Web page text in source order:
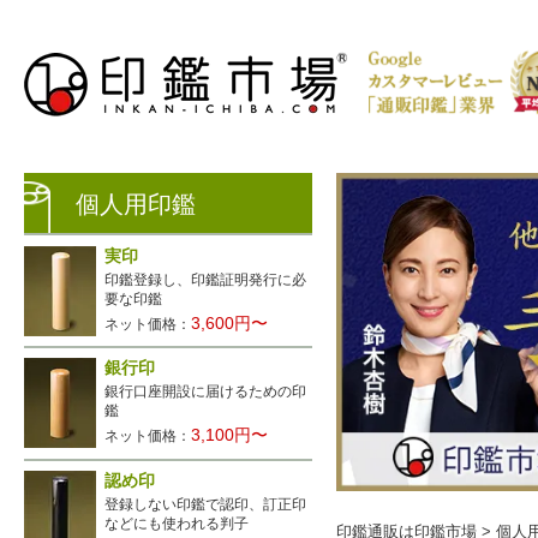
生レビュー公開中
印鑑通販は印鑑市場 > 個人
個人用印鑑
実印
印鑑登録し、印鑑証明発行に必
要な印鑑
ネット価格：3,600円〜
銀行印
銀行口座開設に届けるための印
鑑
ネット価格：3,100円〜
認め印
登録しない印鑑で認印、訂正印
などにも使われる判子